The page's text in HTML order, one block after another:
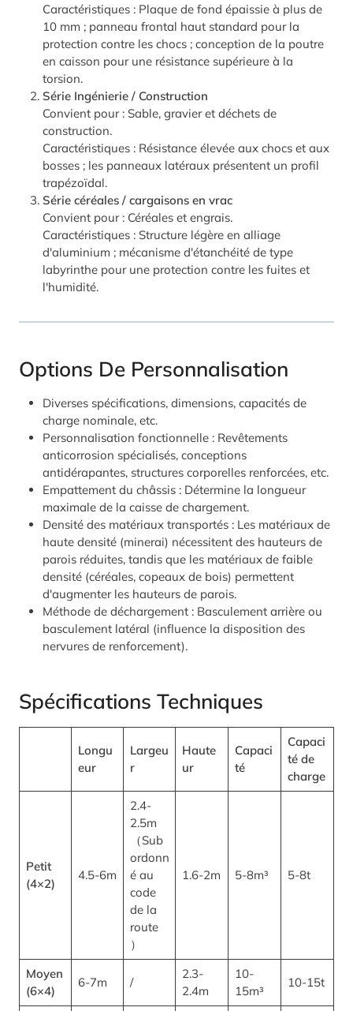
Caractéristiques : Plaque de fond épaissie à plus de
10 mm ; panneau frontal haut standard pour la
protection contre les chocs ; conception de la poutre
en caisson pour une résistance supérieure à la
torsion.
Série Ingénierie / Construction
Convient pour : Sable, gravier et déchets de
construction.
Caractéristiques : Résistance élevée aux chocs et aux
bosses ; les panneaux latéraux présentent un profil
trapézoïdal.
Série céréales / cargaisons en vrac
Convient pour : Céréales et engrais.
Caractéristiques : Structure légère en alliage
d'aluminium ; mécanisme d'étanchéité de type
labyrinthe pour une protection contre les fuites et
l'humidité.
Options De Personnalisation
Diverses spécifications, dimensions, capacités de
charge nominale, etc.
Personnalisation fonctionnelle : Revêtements
anticorrosion spécialisés, conceptions
antidérapantes, structures corporelles renforcées, etc.
Empattement du châssis : Détermine la longueur
maximale de la caisse de chargement.
Densité des matériaux transportés : Les matériaux de
haute densité (minerai) nécessitent des hauteurs de
parois réduites, tandis que les matériaux de faible
densité (céréales, copeaux de bois) permettent
d'augmenter les hauteurs de parois.
Méthode de déchargement : Basculement arrière ou
basculement latéral (influence la disposition des
nervures de renforcement).
Spécifications Techniques
Longu
eur
Largeu
r
Haute
ur
Capaci
té
Capaci
té de
charge
Petit
(4×2)
4.5-6m
2.4-
2.5m
（Sub
ordonn
é au
code
de la
route
）
1.6-2m 5-8m³ 5-8t
Moyen
(6×4)
6-7m /
2.3-
2.4m
10-
15m³
10-15t